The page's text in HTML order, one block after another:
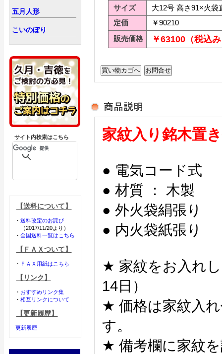
五月人形
こいのぼり
サイト内検索はこちら
【送料について】
・ 送料改定のお詫び
（2017/11/20より）
・ 全国送料一覧はこちら
【ＦＡＸついて】
・ ＦＡＸ用紙はこちら
【リンク】
・ おすすめリンク集
・ 相互リンクについて
【更新履歴】
更新履歴
サイズ
大12号 高さ91×火袋
定価
￥90210
販売価格
￥63100（税込
家紋入り銘木置
● 電気コード式
● 材質 ： 木製
● 外火袋絹張り
● 内火袋紙張り
★ 家紋をお入れ
14日）
★ 価格は家紋入
す。
★ 備考欄に家紋